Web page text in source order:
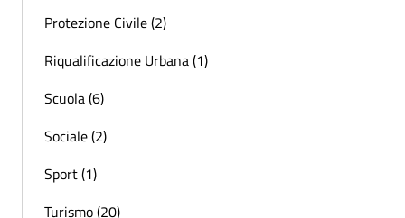
Protezione Civile (2)
Riqualificazione Urbana (1)
Scuola (6)
Sociale (2)
Sport (1)
Turismo (20)